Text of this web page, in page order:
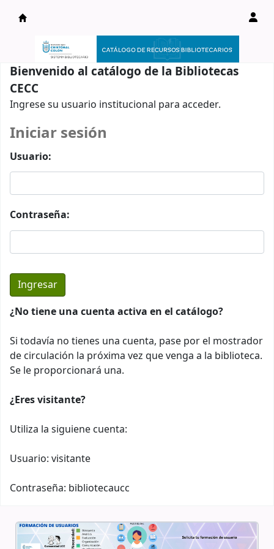
Catálogo en línea
Bienvenido al catálogo de la Bibliotecas
CECC
Ingrese su usuario institucional para acceder.
Iniciar sesión
Usuario:
Contraseña:
¿No tiene una cuenta activa en el catálogo?
Si todavía no tienes una cuenta, pase por el mostrador
de circulación la próxima vez que venga a la biblioteca.
Se le proporcionará una.
¿Eres visitante?
Utiliza la siguiene cuenta:
Usuario: visitante
Contraseña: bibliotecaucc